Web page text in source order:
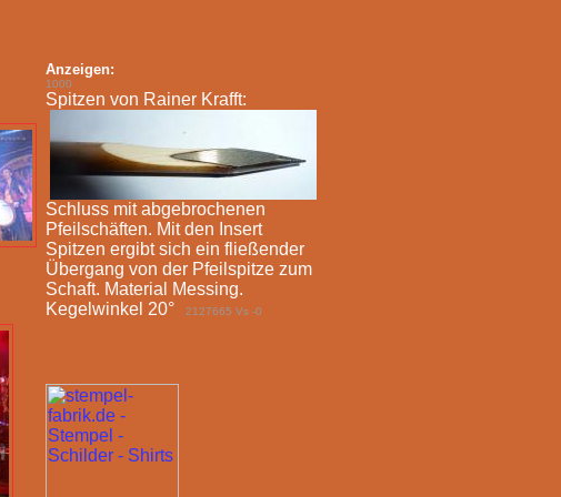
Anzeigen:
1000
Spitzen von Rainer Krafft:
Schluss mit abgebrochenen
Pfeilschäften. Mit den Insert
Spitzen ergibt sich ein fließender
Übergang von der Pfeilspitze zum
Schaft. Material Messing.
Kegelwinkel 20°
2127665 Vs -0